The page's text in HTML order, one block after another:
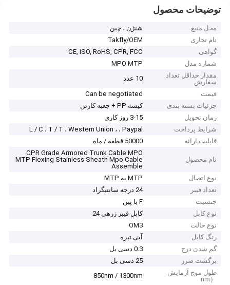
توضیحات محصول
محل منبع
شنژن ، چین
نام تجاری
Takfly/OEM
گواهی
CE, ISO, RoHS, CPR, FCC
شماره مدل
MPO MTP
مقدار حداقل تعداد
سفارش
10 عدد
قیمت
Can be negotiated
جزئیات بسته بندی
کیسه PP + جعبه کارتن
زمان تحویل
3-15 روز کاری
شرایط پرداخت
L / C ، T / T ، Western Union ، ، Paypal
قابلیت ارائه
50000 قطعه / ماه
نام محصول
CPR Grade Armored Trunk Cable MPO
MTP Flexing Stainless Sheath Mpo Cable
Assemble
نوع اتصال
MTP به MTP
تعداد فیبر
24 درجه سانتیگراد
جنسیت
F با پین
نوع کابل
کابل فیبر زرهی 24
نوع حالت
OM3
رنگ کابل
آبی تیره
گم شدن درج
0.3 دسی بل
برگشت ضرر
25 دسی بل
طول موج آزمایش
（nm
850nm / 1300nm